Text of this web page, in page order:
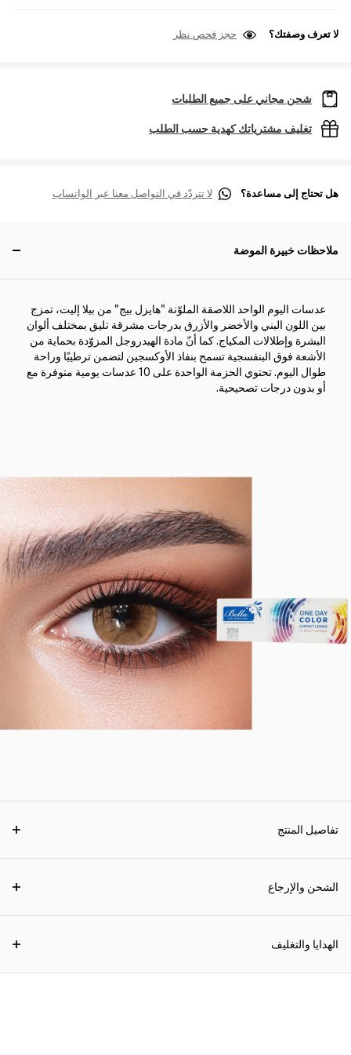
لا تعرف وصفتك؟ حجز فحص نظر
شحن مجاني على جميع الطلبات
تغليف مشترياتك كهدية حسب الطلب
هل تحتاج إلى مساعدة؟ لا تتردّد في التواصل معنا عبر الواتساب
ملاحظات خبيرة الموضة
عدسات اليوم الواحد اللاصقة الملوّنة "هايزل بيج" من بيلا إليت، تمزج
بين اللون البني والأخضر والأزرق بدرجات مشرقة تليق بمختلف ألوان
البشرة وإطلالات المكياج. كما أنّ مادة الهيدروجل المزوّدة بحماية من
الأشعة فوق البنفسجية تسمح بنفاذ الأوكسجين لتضمن ترطيبًا وراحة
طوال اليوم. تحتوي الحزمة الواحدة على 10 عدسات يومية متوفرة مع
أو بدون درجات تصحيحية.
تفاصيل المنتج
الشحن والإرجاع
الهدايا والتغليف